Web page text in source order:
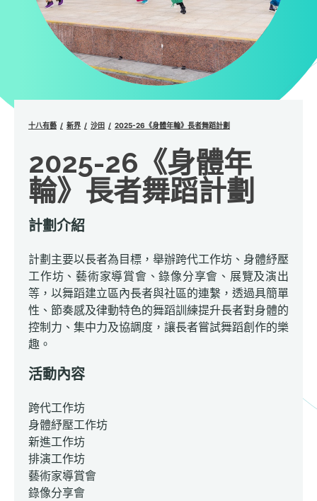
十八有藝 新界 沙田 2025-26《身體年輪》長者舞蹈計劃
2025-26《身體年
輪》長者舞蹈計劃
計劃介紹
計劃主要以長者為目標，舉辦跨代工作坊、身體紓壓
工作坊、藝術家導賞會、錄像分享會、展覽及演出
等，以舞蹈建立區內長者與社區的連繫，透過具簡單
性、節奏感及律動特色的舞蹈訓練提升長者對身體的
控制力、集中力及協調度，讓長者嘗試舞蹈創作的樂
趣。
活動內容
跨代工作坊
身體紓壓工作坊
新進工作坊
排演工作坊
藝術家導賞會
錄像分享會